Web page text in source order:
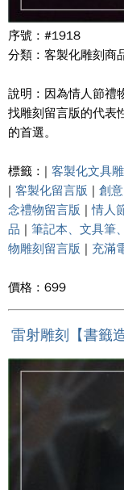
序號 : #1918
分類 : 客製化雕刻商
說明 : 因為情人節禮
找雕刻留言版的代表
的首選。
標籤 : | 客製化文具
| 客製化留言版 | 創
念禮物留言版 |情人
品 | 筆記本、文具筆
物雕刻留言版 | 充滿
價格 : 699
雷射雕刻【書籤